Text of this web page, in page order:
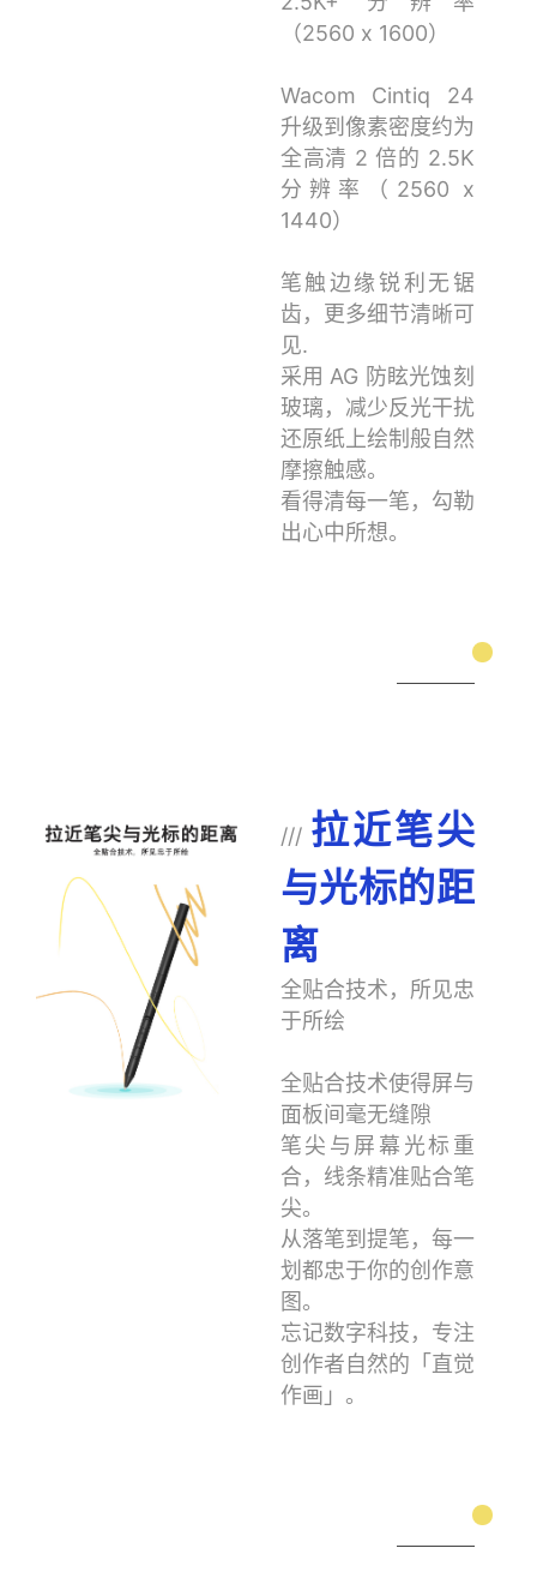
（2560 x 1600）
Wacom Cintiq 24
升级到像素密度约为
全高清 2 倍的 2.5K
分辨率（2560 x
1440）
笔触边缘锐利无锯
齿，更多细节清晰可
见.
采用 AG 防眩光蚀刻
玻璃，减少反光干扰
还原纸上绘制般自然
摩擦触感。
看得清每一笔，勾勒
出心中所想。
/// 拉近笔尖
与光标的距
离
全贴合技术，所见忠
于所绘
全贴合技术使得屏与
面板间毫无缝隙
笔尖与屏幕光标重
合，线条精准贴合笔
尖。
从落笔到提笔，每一
划都忠于你的创作意
图。
忘记数字科技，专注
创作者自然的「直觉
作画」。